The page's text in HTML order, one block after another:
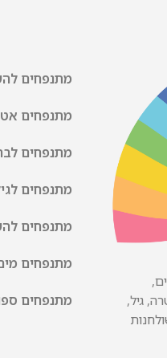
גיל,
מתנפחים
מתנפחים
מתנפחים
מתנפחים
מתנפחים
מתנפחים
מתנפחים